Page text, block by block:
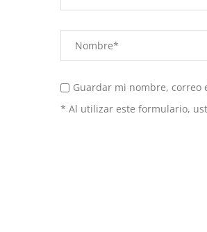
Guardar mi nombre, correo
* Al utilizar este formulario,